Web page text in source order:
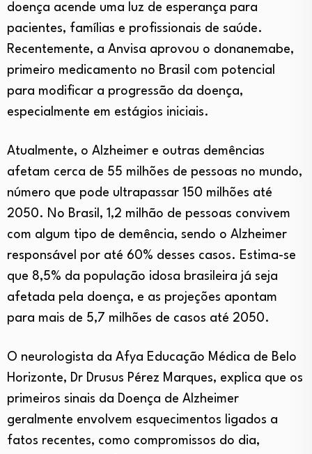
doença acende uma luz de esperança para
pacientes, famílias e profissionais de saúde.
Recentemente, a Anvisa aprovou o donanemabe,
primeiro medicamento no Brasil com potencial
para modificar a progressão da doença,
especialmente em estágios iniciais.
Atualmente, o Alzheimer e outras demências
afetam cerca de 55 milhões de pessoas no mundo,
número que pode ultrapassar 150 milhões até
2050. No Brasil, 1,2 milhão de pessoas convivem
com algum tipo de demência, sendo o Alzheimer
responsável por até 60% desses casos. Estima-se
que 8,5% da população idosa brasileira já seja
afetada pela doença, e as projeções apontam
para mais de 5,7 milhões de casos até 2050.
O neurologista da Afya Educação Médica de Belo
Horizonte, Dr Drusus Pérez Marques, explica que os
primeiros sinais da Doença de Alzheimer
geralmente envolvem esquecimentos ligados a
fatos recentes, como compromissos do dia,